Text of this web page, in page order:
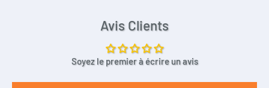
Avis Clients
Soyez le premier à écrire un avis